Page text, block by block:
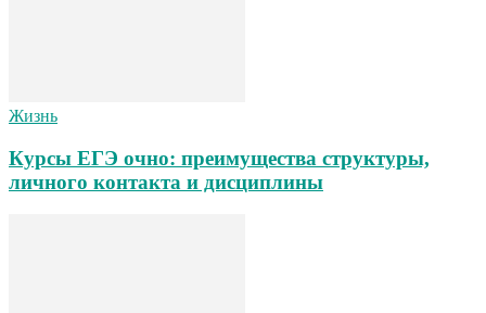
Жизнь
Курсы ЕГЭ очно: преимущества структуры,
личного контакта и дисциплины